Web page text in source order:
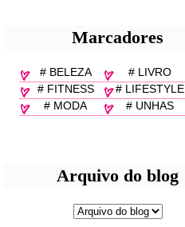
Marcadores
# BELEZA
# LIVRO
# FITNESS
# LIFESTYLE
# MODA
# UNHAS
Arquivo do blog